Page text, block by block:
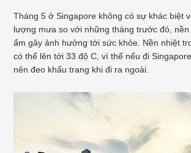
Tháng 5 ở Singapore không có sự khác biệt
lượng mưa so với những tháng trước đó, nền
ẩm gây ảnh hưởng tới sức khỏe. Nền nhiệt
có thể lên tới 33 độ C, vì thế nếu đi
nên đeo khẩu trang khi đi ra ngoài.